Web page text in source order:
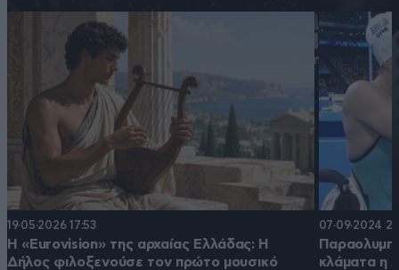
19·05·2026 17:53
Η «Eurovision» της αρχαίας Ελλάδας: Η
Δήλος φιλοξενούσε τον πρώτο μουσικό
07·09·2024
κλάματα η